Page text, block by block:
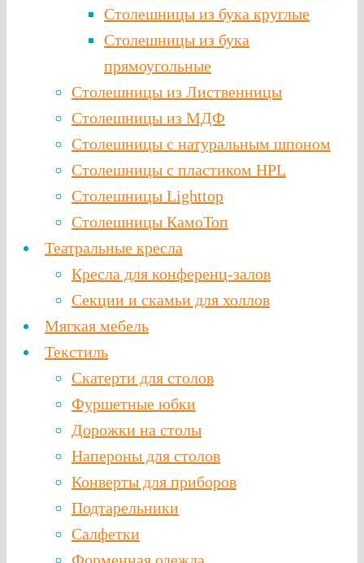
Столешницы из бука круглые
Столешницы из бука
прямоугольные
Столешницы из Лиственницы
Столешницы из МДФ
Столешницы с натуральным шпоном
Столешницы c пластиком HPL
Столешницы Lighttop
Столешницы КамоТоп
Театральные кресла
Кресла для конференц-залов
Секции и скамьи для холлов
Мягкая мебель
Текстиль
Скатерти для столов
Фуршетные юбки
Дорожки на столы
Напероны для столов
Конверты для приборов
Подтарельники
Салфетки